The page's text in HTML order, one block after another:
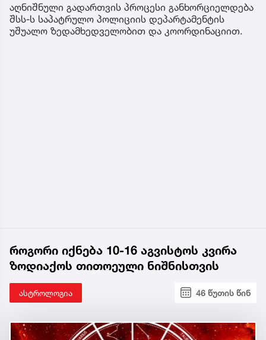
აღნიშნული გადართვის პროცესი განხორციელდება
შსს-ს საპატრულო პოლიციის დეპარტამენტის
უშუალო ზედამხედველობით და კოორდინაციით.
როგორი იქნება 10-16 აგვისტოს კვირა
ზოდიაქოს თითოეული ნიშნისთვის
ასტროლოგია 46 წუთის წინ